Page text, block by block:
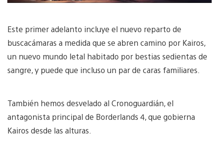
Este primer adelanto incluye el nuevo reparto de
buscacámaras a medida que se abren camino por Kairos,
un nuevo mundo letal habitado por bestias sedientas de
sangre, y puede que incluso un par de caras familiares.
También hemos desvelado al Cronoguardián, el
antagonista principal de Borderlands 4, que gobierna
Kairos desde las alturas.